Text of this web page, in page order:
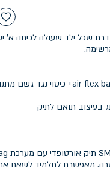
שכל ילד שעולה לכיתה א'
בעיצוב תואם לתיק
מאפשרת לתלמיד לשאת